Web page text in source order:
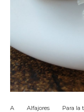
A Alfajores Para la